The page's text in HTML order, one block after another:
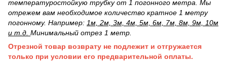
температуростойкую трубку от 1 погонного метра. Мы
отрежем вам необходимое количество кратное 1 метру
погонному. Например: 1м, 2м, 3м, 4м, 5м, 6м, 7м, 8м, 9м, 10м
и т.д. Минимальный отрез 1 метр.
Отрезной товар возврату не подлежит и отгружается
только при условии его предварительной оплаты.